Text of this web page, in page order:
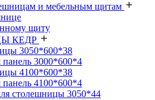
и мебельным щитам
щиту
КЕДР
3050*600*38
панель 3000*600*4
4100*600*38
панель 4100*600*4
столешницы 3050*44